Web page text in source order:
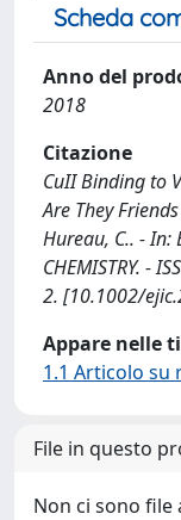
Scheda
Anno del
2018
Citazione
CuII Binding to
Are They
Hureau, C.. - In:
CHEMISTRY. -
2. [10.1002/
Appare nelle
1.1 Articolo su
File in questo
Non ci sono